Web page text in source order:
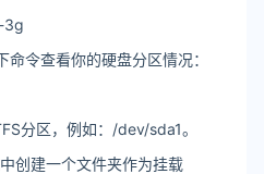
3g
令查看你的硬盘分区情况：
分区，例如：/dev/sda1。
创建一个文件夹作为挂载